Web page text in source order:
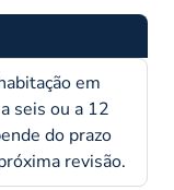
em
seis ou a 12
do prazo
revisão.